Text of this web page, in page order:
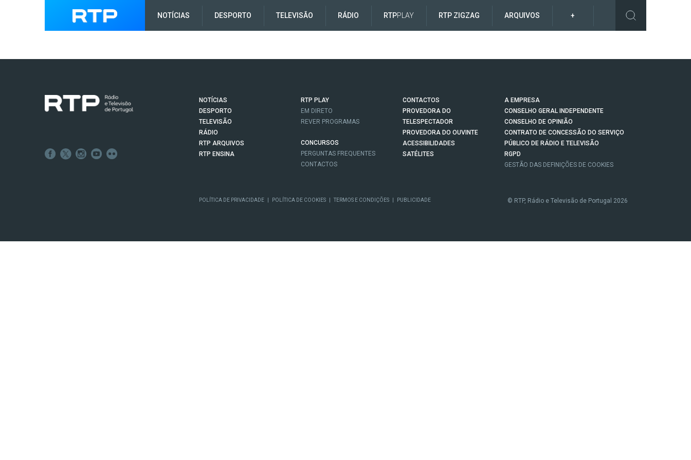
NOTÍCIAS DESPORTO TELEVISÃO RÁDIO RTPPLAY RTP ZIGZAG ARQUIVOS +
NOTÍCIAS
DESPORTO
TELEVISÃO
RÁDIO
RTP ARQUIVOS
RTP ENSINA
RTP PLAY
EM DIRETO
REVER PROGRAMAS
CONCURSOS
PERGUNTAS FREQUENTES
CONTACTOS
CONTACTOS
PROVEDORA DO
TELESPECTADOR
PROVEDORA DO OUVINTE
ACESSIBILIDADES
SATÉLITES
A EMPRESA
CONSELHO GERAL INDEPENDENTE
CONSELHO DE OPINIÃO
CONTRATO DE CONCESSÃO DO SERVIÇO
PÚBLICO DE RÁDIO E TELEVISÃO
RGPD
GESTÃO DAS DEFINIÇÕES DE COOKIES
POLÍTICA DE PRIVACIDADE POLÍTICA DE COOKIES TERMOS E CONDIÇÕES PUBLICIDADE © RTP, Rádio e Televisão de Portugal 2026